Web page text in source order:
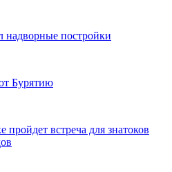
надворные постройки
Бурятию
встреча для знатоков